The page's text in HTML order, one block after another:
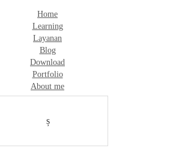
Home
Learning
Layanan
Blog
Download
Portfolio
About me